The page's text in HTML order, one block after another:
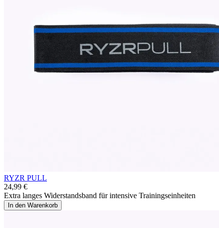
RYZR PULL
24,99 €
Extra langes Widerstandsband für intensive Trainingseinheiten
In den Warenkorb